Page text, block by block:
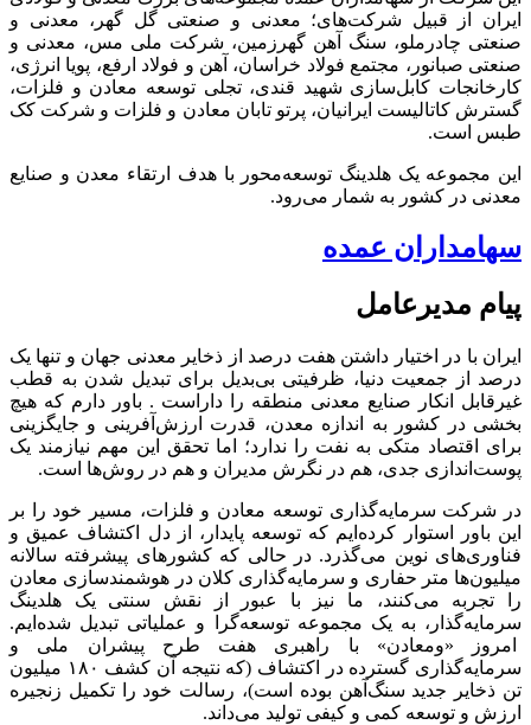
ایران از قبیل شرکت‌های؛ معدنی و صنعتی گل گهر، معدنی و
صنعتی چادرملو، سنگ آهن گهرزمین، شرکت ملی مس، معدنی و
صنعتی صبانور، مجتمع فولاد خراسان، آهن و فولاد ارفع، پویا انرژی،
کارخانجات کابل‌سازی شهید قندی، تجلی توسعه معادن و فلزات،
گسترش کاتالیست ایرانیان، پرتو تابان معادن و فلزات و شرکت کک
طبس است.
این مجموعه یک هلدینگ توسعه‌محور با هدف ارتقاء معدن و صنایع
معدنی در کشور به شمار می‌رود.
سهامداران عمده
پیام مدیرعامل
ایران با در اختیار داشتن هفت درصد از ذخایر معدنی جهان و تنها یک
درصد از جمعیت دنیا، ظرفیتی بی‌بدیل برای تبدیل شدن به قطب
غیرقابل انکار صنایع معدنی منطقه را داراست . باور دارم که هیچ
بخشی در کشور به اندازه معدن، قدرت ارزش‌آفرینی و جایگزینی
برای اقتصاد متکی به نفت را ندارد؛ اما تحقق این مهم نیازمند یک
پوست‌اندازی جدی، هم در نگرش مدیران و هم در روش‌ها است.
در شرکت سرمایه‌گذاری توسعه معادن و فلزات، مسیر خود را بر
این باور استوار کرده‌ایم که توسعه پایدار، از دل اکتشاف عمیق و
فناوری‌های نوین می‌گذرد. در حالی که کشورهای پیشرفته سالانه
میلیون‌ها متر حفاری و سرمایه‌گذاری کلان در هوشمندسازی معادن
را تجربه می‌کنند، ما نیز با عبور از نقش سنتی یک هلدینگ
سرمایه‌گذار، به یک مجموعه توسعه‌گرا و عملیاتی تبدیل شده‌ایم.
امروز «ومعادن» با راهبری هفت طرح پیشران ملی و
سرمایه‌گذاری گسترده در اکتشاف (که نتیجه آن کشف ۱۸۰ میلیون
تن ذخایر جدید سنگ‌آهن بوده است)، رسالت خود را تکمیل زنجیره
ارزش و توسعه کمی و کیفی تولید می‌داند.